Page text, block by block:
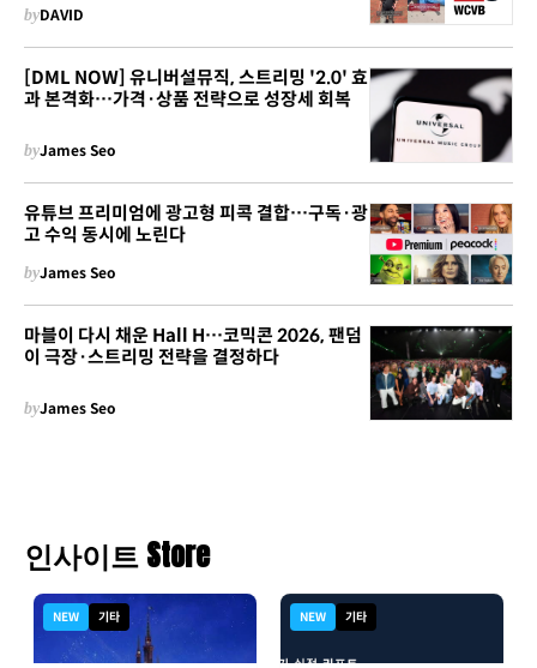
byDAVID
[DML NOW] 유니버설뮤직, 스트리밍 '2.0' 효
과 본격화…가격·상품 전략으로 성장세 회복
byJames Seo
유튜브 프리미엄에 광고형 피콕 결합…구독·광
고 수익 동시에 노린다
byJames Seo
마블이 다시 채운 Hall H…코믹콘 2026, 팬덤
이 극장·스트리밍 전략을 결정하다
byJames Seo
인사이트 Store
NEW 기타 NEW 기타